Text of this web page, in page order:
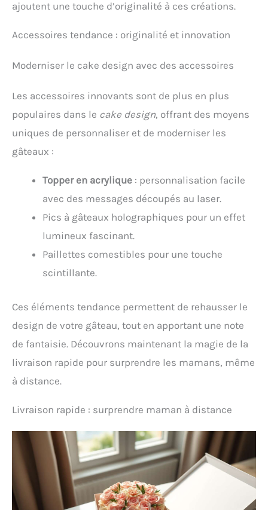
ajoutent une touche d’originalité à ces créations.
Accessoires tendance : originalité et innovation
Moderniser le cake design avec des accessoires
Les accessoires innovants sont de plus en plus
populaires dans le cake design, offrant des moyens
uniques de personnaliser et de moderniser les
gâteaux :
Topper en acrylique : personnalisation facile
avec des messages découpés au laser.
Pics à gâteaux holographiques pour un effet
lumineux fascinant.
Paillettes comestibles pour une touche
scintillante.
Ces éléments tendance permettent de rehausser le
design de votre gâteau, tout en apportant une note
de fantaisie. Découvrons maintenant la magie de la
livraison rapide pour surprendre les mamans, même
à distance.
Livraison rapide : surprendre maman à distance